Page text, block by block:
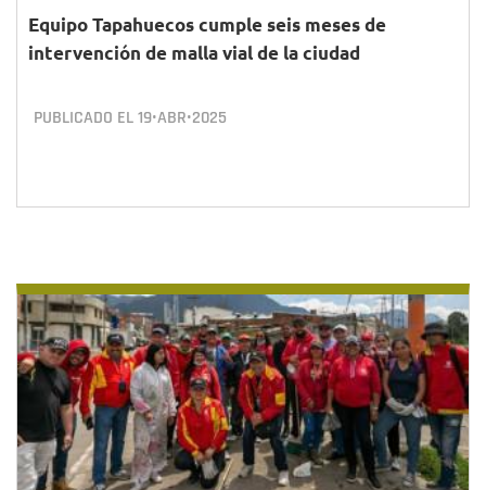
Equipo Tapahuecos cumple seis meses de
intervención de malla vial de la ciudad
PUBLICADO EL19•ABR•2025